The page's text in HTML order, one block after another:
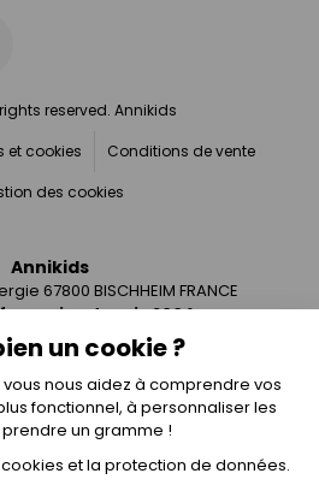
un cookie ?
nous aidez à comprendre vos
fonctionnel, à personnaliser les
un gramme !
et la protection de données.
reserved. Annikids
et cookies
Conditions de vente
des cookies
Annikids
67800 BISCHHEIM FRANCE
depuis 2004